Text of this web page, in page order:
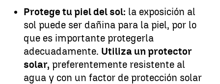
Protege tu piel del sol: la exposición al
sol puede ser dañina para la piel, por lo
que es importante protegerla
adecuadamente. Utiliza un protector
solar, preferentemente resistente al
agua y con un factor de protección solar